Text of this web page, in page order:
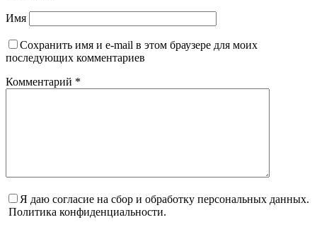
Имя
Сохранить имя и e-mail в этом браузере для моих
последующих комментариев
Комментарий *
Я даю согласие на сбор и обработку персональных данных.
Политика конфиденциальности.